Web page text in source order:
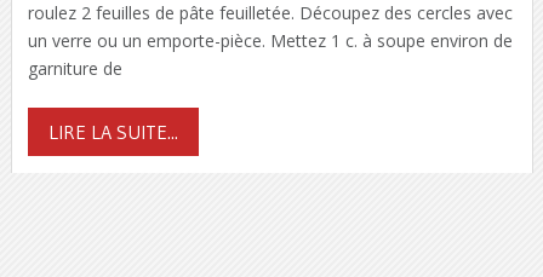
roulez 2 feuilles de pâte feuilletée. Découpez des cercles avec
un verre ou un emporte-pièce. Mettez 1 c. à soupe environ de
garniture de
LIRE LA SUITE...